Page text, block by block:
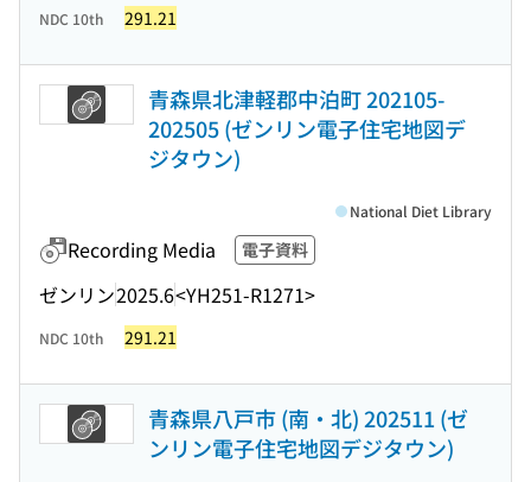
NDC 10th 291.21
青森県北津軽郡中泊町 202105-
202505 (ゼンリン電子住宅地図デ
ジタウン)
Recording Media 電子資料
ゼンリン2025.6<YH251-R1271>
National Diet Library
NDC 10th 291.21
青森県八戸市 (南・北) 202511 (ゼ
ンリン電子住宅地図デジタウン)